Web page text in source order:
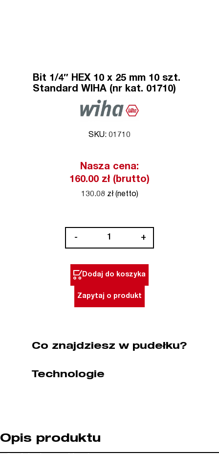
Bit 1/4″ HEX 10 x 25 mm 10 szt.
Standard WIHA (nr kat. 01710)
SKU: 01710
Nasza cena:
160.00 zł (brutto)
130.08 zł (netto)
-
HEX
10
Standard
(nr
+
Dodaj do koszyka
Zapytaj o produkt
Co znajdziesz w pudełku?
Technologie
Opis produktu